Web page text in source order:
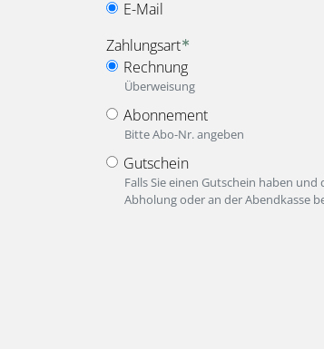
E-Mail
Zahlungsart
Rechnung
Überweisung
Abonnement
Bitte Abo-Nr. angeben
Gutschein
Falls Sie einen Gutschein haben und
Abholung oder an der Abendkasse